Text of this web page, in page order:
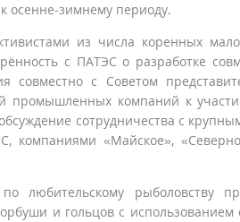
осенне-зимнему периоду.
из числа коренных
с ПАТЭС о разработке
совместно с Советом
промышленных компаний к
сотрудничества с
компаниями «Майское»,
любительскому рыболовству
и гольцов с